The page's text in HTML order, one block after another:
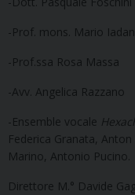
-Prof. mons. Mario
-Prof.ssa Rosa Massa
-Avv. Angelica Razzano
-Ensemble vocale
Federica Granata,
Marino, Antonio Pucino.
Direttore M.° Davide